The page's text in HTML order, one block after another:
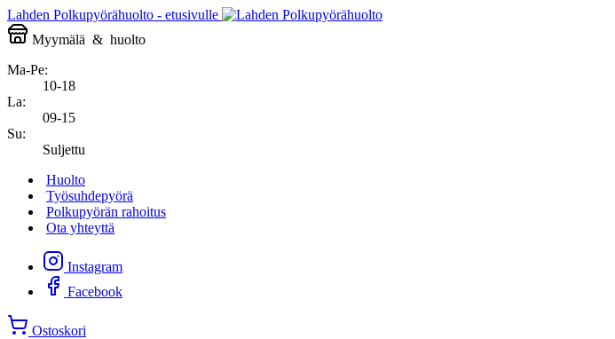
Lahden Polkupyörähuolto - etusivulle
Myymälä & huolto
Ma-Pe:
10-18
La:
09-15
Su:
Suljettu
Huolto
Työsuhdepyörä
Polkupyörän rahoitus
Ota yhteyttä
Instagram
Facebook
Ostoskori